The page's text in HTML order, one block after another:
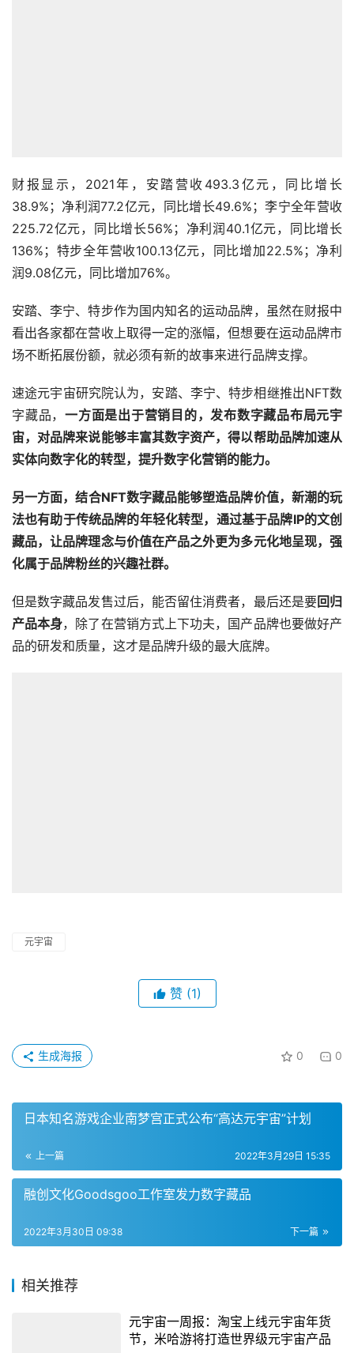
财报显示，2021年，安踏营收493.3亿元，同比增长
38.9%；净利润77.2亿元，同比增长49.6%；李宁全年营收
225.72亿元，同比增长56%；净利润40.1亿元，同比增长
136%；特步全年营收100.13亿元，同比增加22.5%；净利
润9.08亿元，同比增加76%。
安踏、李宁、特步作为国内知名的运动品牌，虽然在财报中
看出各家都在营收上取得一定的涨幅，但想要在运动品牌市
场不断拓展份额，就必须有新的故事来进行品牌支撑。
速途元宇宙研究院认为，安踏、李宁、特步相继推出NFT数
字藏品， 一方面是出于营销目的，发布数字藏品布局元宇
宙，对品牌来说能够丰富其数字资产，得以帮助品牌加速从
实体向数字化的转型，提升数字化营销的能力。
另一方面，结合NFT数字藏品能够塑造品牌价值，新潮的玩
法也有助于传统品牌的年轻化转型，通过基于品牌IP的文创
藏品，让品牌理念与价值在产品之外更为多元化地呈现，强
化属于品牌粉丝的兴趣社群。
但是数字藏品发售过后，能否留住消费者，最后还是要回归
产品本身，除了在营销方式上下功夫，国产品牌也要做好产
品的研发和质量，这才是品牌升级的最大底牌。
元宇宙
赞 (1)
0 0
生成海报
日本知名游戏企业南梦宫正式公布“高达元宇宙”计划
上一篇 2022年3月29日 15:35
融创文化Goodsgoo工作室发力数字藏品
下一篇
2022年3月30日 09:38
相关推荐
元宇宙一周报：淘宝上线元宇宙年货
节，米哈游将打造世界级元宇宙产品